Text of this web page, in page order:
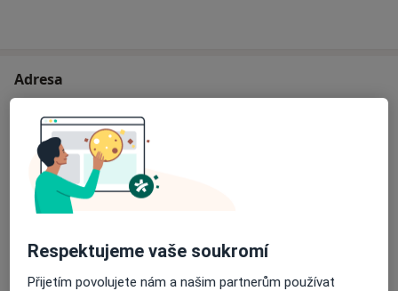
Adresa
Všeobecná lékařská praxe
Komenského 243,
Dostupnost
Na této adrese online kalendář není aktivní
Co mám v takové situaci udělat?
Respektujeme vaše soukromí
Přijetím povolujete nám a našim partnerům používat